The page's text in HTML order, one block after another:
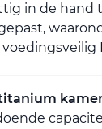
in de hand